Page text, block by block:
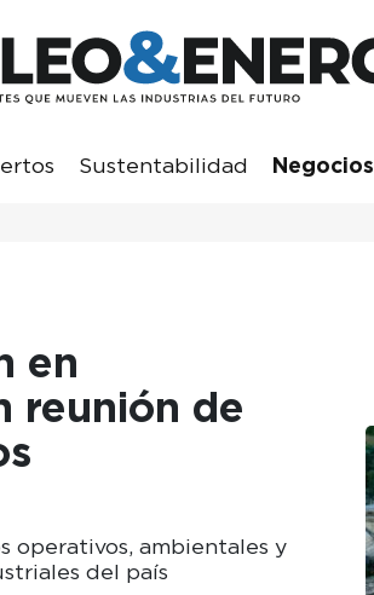
Sustentabilidad Negocios
en
reunión de
operativos, ambientales y
del país